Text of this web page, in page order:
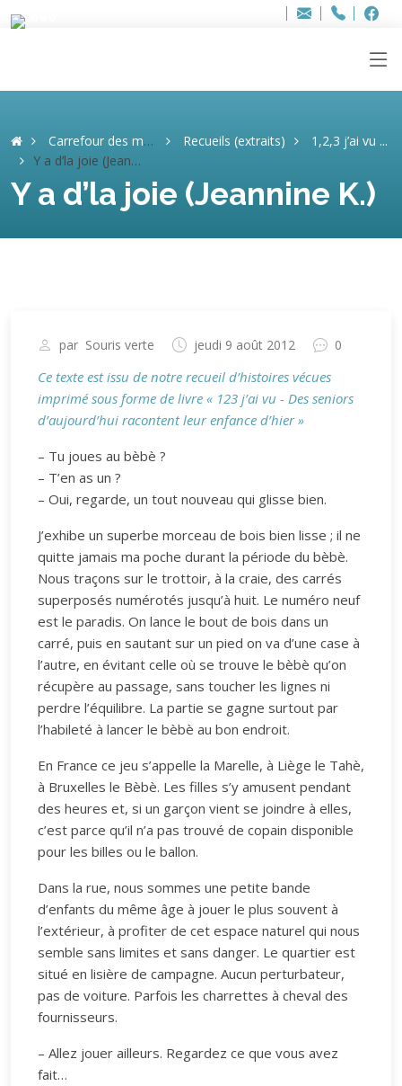
Adresse
info..hâthe..
Tel.
Tel.
Carrefour des mémoires Recueils (extraits)
1,2,3 j’ai vu ...
Y a d’la joie (Jeannine K.)
Y a d’la joie (Jeannine K.)
par Souris verte jeudi 9 août 2012 0
Ce texte est issu de notre recueil d’histoires vécues
imprimé sous forme de livre « 123 j’ai vu - Des seniors
d’aujourd’hui racontent leur enfance d’hier »
– Tu joues au bèbè ?
– T’en as un ?
– Oui, regarde, un tout nouveau qui glisse bien.
J’exhibe un superbe morceau de bois bien lisse ; il ne
quitte jamais ma poche durant la période du bèbè.
Nous traçons sur le trottoir, à la craie, des carrés
superposés numérotés jusqu’à huit. Le numéro neuf
est le paradis. On lance le bout de bois dans un
carré, puis en sautant sur un pied on va d’une case à
l’autre, en évitant celle où se trouve le bèbè qu’on
récupère au passage, sans toucher les lignes ni
perdre l’équilibre. La partie se gagne surtout par
l’habileté à lancer le bèbè au bon endroit.
En France ce jeu s’appelle la Marelle, à Liège le Tahè,
à Bruxelles le Bèbè. Les filles s’y amusent pendant
des heures et, si un garçon vient se joindre à elles,
c’est parce qu’il n’a pas trouvé de copain disponible
pour les billes ou le ballon.
Dans la rue, nous sommes une petite bande
d’enfants du même âge à jouer le plus souvent à
l’extérieur, à profiter de cet espace naturel qui nous
semble sans limites et sans danger. Le quartier est
situé en lisière de campagne. Aucun perturbateur,
pas de voiture. Parfois les charrettes à cheval des
fournisseurs.
– Allez jouer ailleurs. Regardez ce que vous avez
fait…